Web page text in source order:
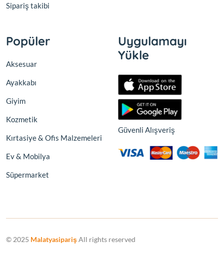
Sipariş takibi
Popüler
Aksesuar
Ayakkabı
Giyim
Kozmetik
Kırtasiye & Ofis Malzemeleri
Ev & Mobilya
Süpermarket
Uygulamayı
Yükle
Güvenli Alışveriş
© 2025 MalatyasiparişAll rights reserved